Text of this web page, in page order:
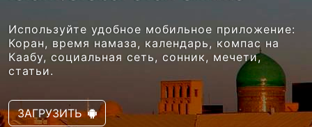
Используйте удобное мобильное приложение:
Коран, время намаза, календарь, компас на
Каабу, социальная сеть, сонник, мечети,
статьи.
ЗАГРУЗИТЬ